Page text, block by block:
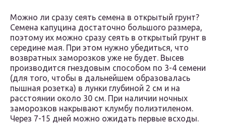
Можно ли сразу сеять семена в открытый грунт?
Семена капуцина достаточно большого размера,
поэтому их можно сразу сеять в открытый грунт в
середине мая. При этом нужно убедиться, что
возвратных заморозков уже не будет. Высев
производится гнездовым способом по 3-4 семени
(для того, чтобы в дальнейшем образовалась
пышная розетка) в лунки глубиной 2 см и на
расстоянии около 30 см. При наличии ночных
заморозков накрывают клумбу полиэтиленом.
Через 7-15 дней можно ожидать первые всходы.